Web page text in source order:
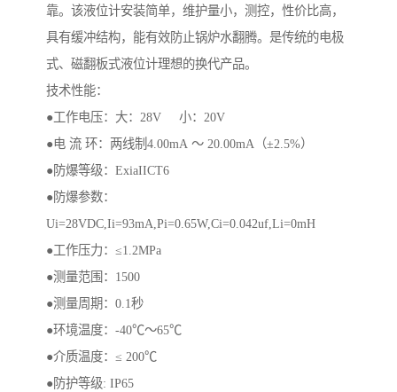
靠。该液位计安装简单，维护量小，测控，性价比高，
具有缓冲结构，能有效防止锅炉水翻腾。是传统的电极
式、磁翻板式液位计理想的换代产品。
技术性能：
●工作电压：大：28V 小：20V
●电 流 环：两线制4.00mA ～ 20.00mA（±2.5%）
●防爆等级：ExiaIICT6
●防爆参数：
Ui=28VDC,Ii=93mA,Pi=0.65W,Ci=0.042uf,Li=0mH
●工作压力：≤1.2MPa
●测量范围：1500
●测量周期：0.1秒
●环境温度：-40℃～65℃
●介质温度：≤ 200℃
●防护等级: IP65